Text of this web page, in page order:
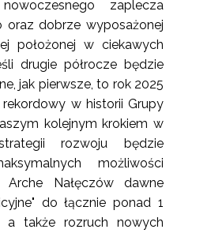
zaplecza
oraz dobrze wyposażonej
położonej w ciekawych
drugie półrocze będzie
jak pierwsze, to rok 2025
rekordowy w historii Grupy
kolejnym krokiem w
rozwoju będzie
możliwości
Arche Nałęczów dawne
do łącznie ponad 1
a także rozruch nowych